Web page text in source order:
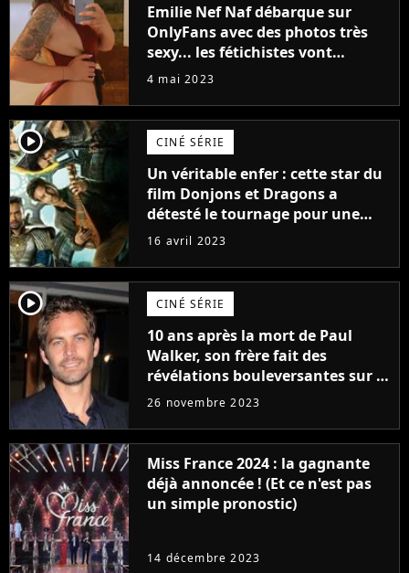
Emilie Nef Naf débarque sur
OnlyFans avec des photos très
sexy... les fétichistes vont
prendre leur pied !
4 mai 2023
player2 CINÉ SÉRIE
Un véritable enfer : cette star du
film Donjons et Dragons a
détesté le tournage pour une
raison très spéciale
16 avril 2023
player2 CINÉ SÉRIE
10 ans après la mort de Paul
Walker, son frère fait des
révélations bouleversantes sur la
réaction des acteurs de Fast and
26 novembre 2023
Miss France 2024 : la gagnante
déjà annoncée ! (Et ce n'est pas
un simple pronostic)
14 décembre 2023